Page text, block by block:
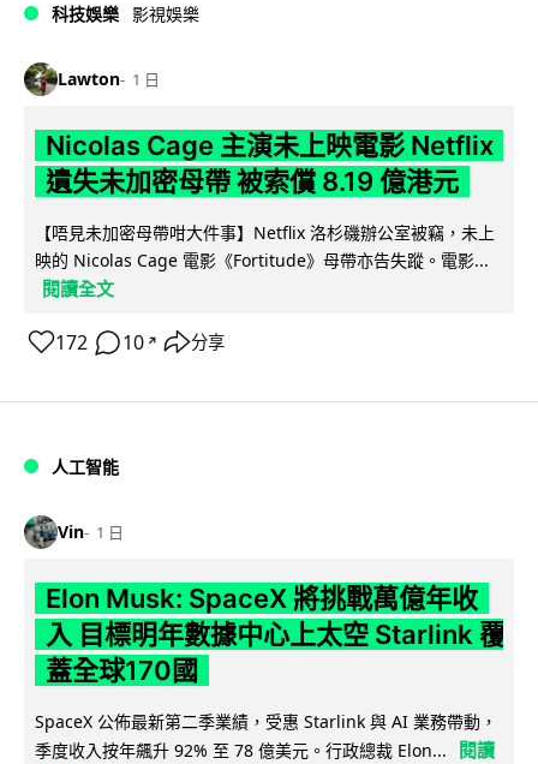
科技娛樂 影視娛樂
Lawton 1 日
Nicolas Cage 主演未上映電影 Netflix
遺失未加密母帶 被索償 8.19 億港元
【唔見未加密母帶咁大件事】Netflix 洛杉磯辦公室被竊，未上
映的 Nicolas Cage 電影《Fortitude》母帶亦告失蹤。電影...
閱讀全文
172 10 ↗ 分享
人工智能
Vin 1 日
Elon Musk: SpaceX 將挑戰萬億年收
入 目標明年數據中心上太空 Starlink 覆
蓋全球170國
SpaceX 公佈最新第二季業績，受惠 Starlink 與 AI 業務帶動，
季度收入按年飆升 92% 至 78 億美元。行政總裁 Elon...
閱讀